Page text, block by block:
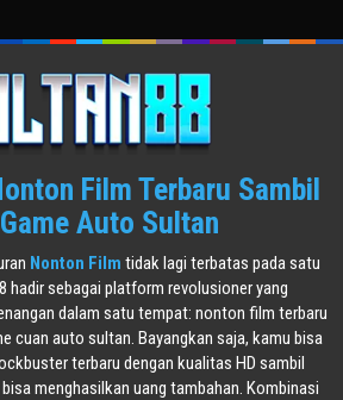
Film Terbaru Sambil
Auto Sultan
Nonton Film tidak lagi terbatas pada satu
hadir sebagai platform revolusioner yang
dalam satu tempat: nonton film terbaru
cuan auto sultan. Bayangkan saja, kamu bisa
terbaru dengan kualitas HD sambil
menghasilkan uang tambahan. Kombinasi